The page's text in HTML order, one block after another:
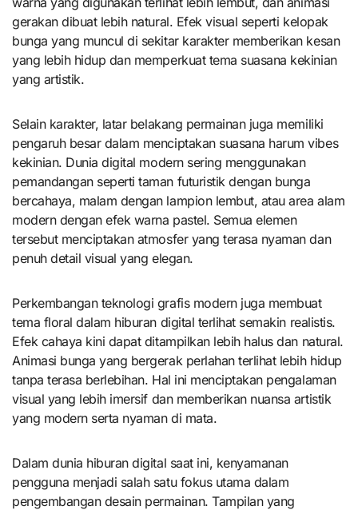
gerakan dibuat lebih natural. Efek visual seperti kelopak
bunga yang muncul di sekitar karakter memberikan kesan
yang lebih hidup dan memperkuat tema suasana kekinian
yang artistik.
Selain karakter, latar belakang permainan juga memiliki
pengaruh besar dalam menciptakan suasana harum vibes
kekinian. Dunia digital modern sering menggunakan
pemandangan seperti taman futuristik dengan bunga
bercahaya, malam dengan lampion lembut, atau area alam
modern dengan efek warna pastel. Semua elemen
tersebut menciptakan atmosfer yang terasa nyaman dan
penuh detail visual yang elegan.
Perkembangan teknologi grafis modern juga membuat
tema floral dalam hiburan digital terlihat semakin realistis.
Efek cahaya kini dapat ditampilkan lebih halus dan natural.
Animasi bunga yang bergerak perlahan terlihat lebih hidup
tanpa terasa berlebihan. Hal ini menciptakan pengalaman
visual yang lebih imersif dan memberikan nuansa artistik
yang modern serta nyaman di mata.
Dalam dunia hiburan digital saat ini, kenyamanan
pengguna menjadi salah satu fokus utama dalam
pengembangan desain permainan. Tampilan yang